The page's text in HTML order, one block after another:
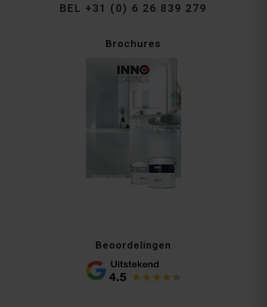
BEL +31 (0) 6 26 839 279
Brochures
Beoordelingen